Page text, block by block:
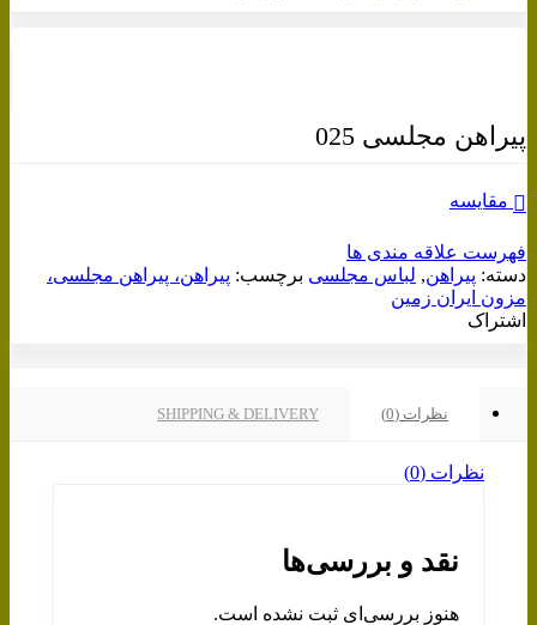
پیراهن مجلسی 025
مقایسه
فهرست علاقه مندی ها
دسته: پیراهن, لباس مجلسی برچسب: پیراهن، پیراهن مجلسی،
مزون ایران زمین
اشتراک
نظرات (0) SHIPPING & DELIVERY
نظرات (0)
نقد و بررسی‌ها
هنوز بررسی‌ای ثبت نشده است.